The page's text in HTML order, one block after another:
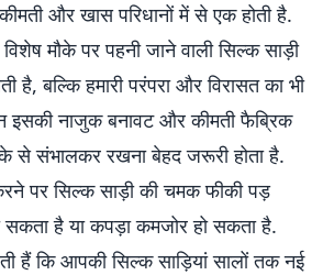
और खास परिधानों में से एक होती है.
विशेष मौके पर पहनी जाने वाली सिल्क साड़ी
है, बल्कि हमारी परंपरा और विरासत का भी
इसकी नाजुक बनावट और कीमती फैब्रिक
से संभालकर रखना बेहद जरूरी होता है.
पर सिल्क साड़ी की चमक फीकी पड़
है या कपड़ा कमजोर हो सकता है.
हैं कि आपकी सिल्क साड़ियां सालों तक नई